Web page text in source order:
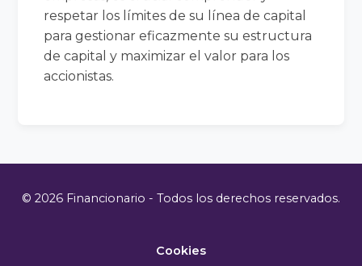
respetar los límites de su línea de capital
para gestionar eficazmente su estructura
de capital y maximizar el valor para los
accionistas.
© 2026 Financionario - Todos los derechos reservados.
Cookies